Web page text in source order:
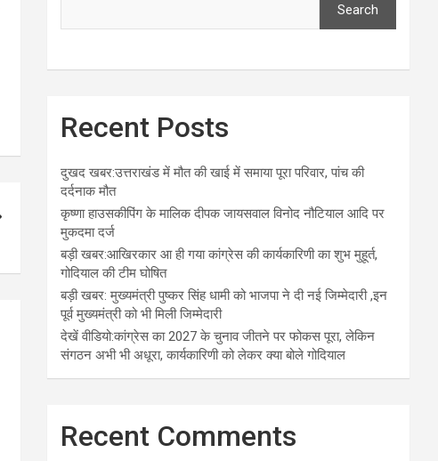
Search
Recent Posts
दुखद खबर:उत्तराखंड में मौत की खाई में समाया पूरा परिवार, पांच की
दर्दनाक मौत
कृष्णा हाउसकीपिंग के मालिक दीपक जायसवाल विनोद नौटियाल आदि पर
मुकदमा दर्ज
बड़ी खबर:आखिरकार आ ही गया कांग्रेस की कार्यकारिणी का शुभ मुहूर्त,
गोदियाल की टीम घोषित
बड़ी खबर: मुख्यमंत्री पुष्कर सिंह धामी को भाजपा ने दी नई जिम्मेदारी ,इन
पूर्व मुख्यमंत्री को भी मिली जिम्मेदारी
देखें वीडियो:कांग्रेस का 2027 के चुनाव जीतने पर फोकस पूरा, लेकिन
संगठन अभी भी अधूरा, कार्यकारिणी को लेकर क्या बोले गोदियाल
Recent Comments